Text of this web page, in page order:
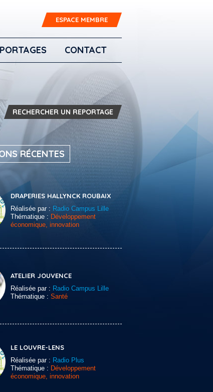
ESPACE MEMBRE
CONTACT
RECHERCHER UN REPORTAGE
RÉCENTES
DRAPERIES HALLYNCK ROUBAIX
Réalisée par : Radio Campus Lille
Thématique : Développement
économique, innovation
ATELIER JOUVENCE
Réalisée par : Radio Campus Lille
Thématique : Santé
LE LOUVRE-LENS
Réalisée par : Radio Plus
Thématique : Développement
économique, innovation